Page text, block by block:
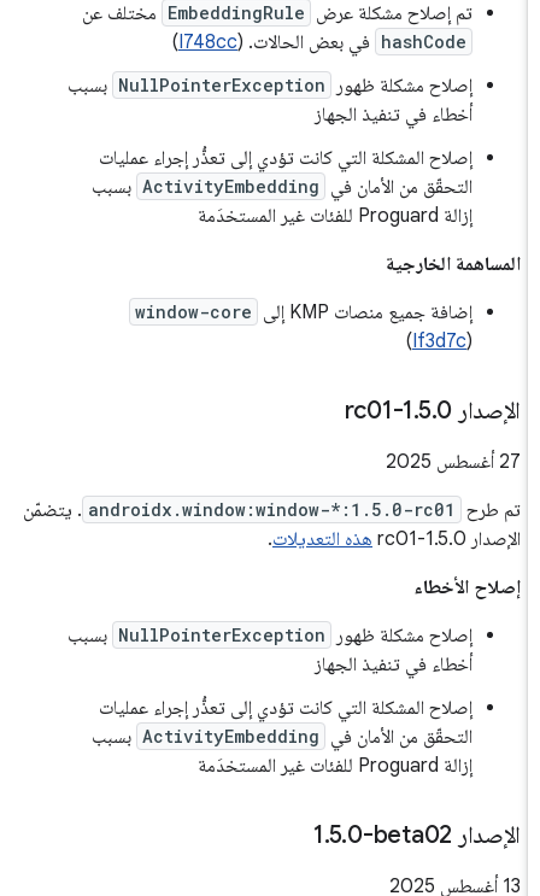
تم إصلاح مشكلة عرض EmbeddingRule مختلف عن
hashCode في بعض الحالات. (I748cc
)
إصلاح مشكلة ظهور
NullPointerException بسبب
أخطاء في تنفيذ الجهاز
إصلاح المشكلة التي كانت تؤدي إلى تعذُّر إجراء عمليات
التحقّق من الأمان في ActivityEmbedding بسبب
إزالة Proguard للفئات غير المستخدَمة
المساهمة الخارجية
إضافة جميع منصات KMP إلى
window-core
If3d7c
)
الإصدار 1 .5.0-rc01
‫27 أغسطس 2025
تم طرح androidx.window:window-*:1.5.0-rc01 . يتضمّن
الإصدار 1.5.0-rc01
هذه التعديلات.
إصلاح الأخطاء
إصلاح مشكلة ظهور
NullPointerException بسبب
أخطاء في تنفيذ الجهاز
إصلاح المشكلة التي كانت تؤدي إلى تعذُّر إجراء عمليات
التحقّق من الأمان في ActivityEmbedding بسبب
إزالة Proguard للفئات غير المستخدَمة
الإصدار ‎1 .5.0-beta02
‫13 أغسطس 2025